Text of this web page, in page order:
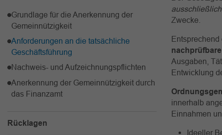
Grundlage für die Anerkennung der
Gemeinnützigkeit
Anforderungen an die tatsächliche
Geschäftsführung
Nachweis- und Aufzeichnungspflichten
Anerkennung der Gemeinnützigkeit durch
das Finanzamt
Rücklagen
Zwecke.
Ausgaben,
Entwicklung
innerhalb
Einnahmen
Ideeller